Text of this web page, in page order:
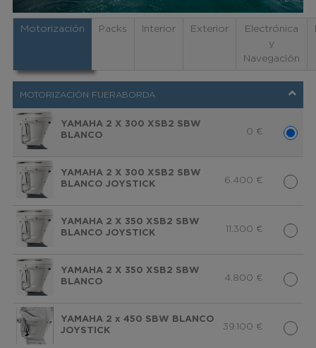
Motorización Packs Interior Exterior
Electrónica
y
Navegación
MOTORIZACIÓN FUERABORDA
YAMAHA 2 X 300 XSB2 SBW
BLANCO
0 €
YAMAHA 2 X 300 XSB2 SBW
BLANCO JOYSTICK
6.400 €
YAMAHA 2 X 350 XSB2 SBW
BLANCO JOYSTICK
11.300 €
YAMAHA 2 X 350 XSB2 SBW
BLANCO
4.800 €
YAMAHA 2 x 450 SBW BLANCO
JOYSTICK
39.100 €